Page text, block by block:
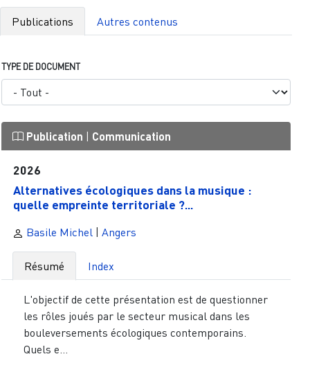
Publications Autres contenus
TYPE DE DOCUMENT
Publication Communication
2026
Alternatives écologiques dans la musique :
quelle empreinte territoriale ?...
Basile Michel| Angers
Résumé Index
L'objectif de cette présentation est de questionner
les rôles joués par le secteur musical dans les
bouleversements écologiques contemporains.
Quels e...